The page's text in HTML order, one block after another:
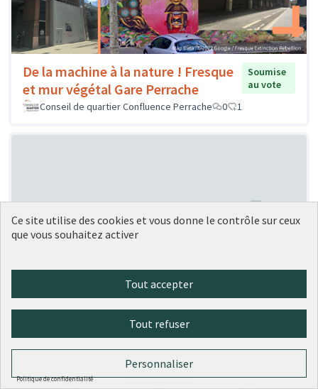
De la machine à la nature ! Fresque
et mur végétal Gare Perrache
Soumise
au vote
Conseil de quartier Confluence Perrache
0 1
Ce site utilise des cookies et vous donne le contrôle sur ceux
que vous souhaitez activer
Tout accepter
Tout refuser
Personnaliser
Politique de confidentialité